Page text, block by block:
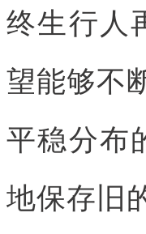
终生行人
望能够不
平稳分布
地保存旧